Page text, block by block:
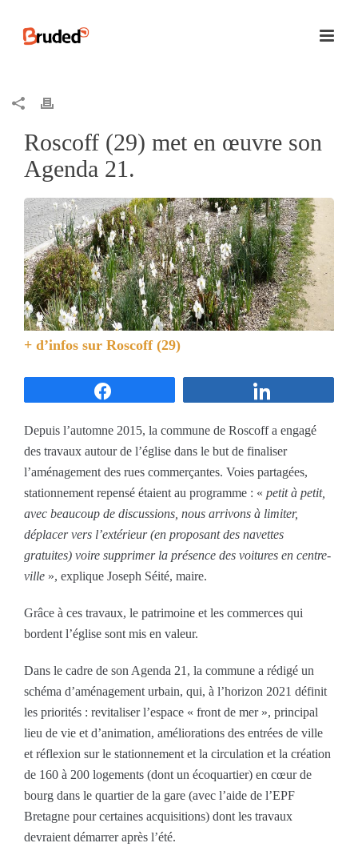
Roscoff (29) met en œuvre son
Agenda 21.
+ d’infos sur Roscoff (29)
Depuis l’automne 2015, la commune de Roscoff a engagé
des travaux autour de l’église dans le but de finaliser
l’aménagement des rues commerçantes. Voies partagées,
stationnement repensé étaient au programme : « petit à petit,
avec beaucoup de discussions, nous arrivons à limiter,
déplacer vers l’extérieur (en proposant des navettes
gratuites) voire supprimer la présence des voitures en centre-
ville », explique Joseph Séité, maire.
Grâce à ces travaux, le patrimoine et les commerces qui
bordent l’église sont mis en valeur.
Dans le cadre de son Agenda 21, la commune a rédigé un
schéma d’aménagement urbain, qui, à l’horizon 2021 définit
les priorités : revitaliser l’espace « front de mer », principal
lieu de vie et d’animation, améliorations des entrées de ville
et réflexion sur le stationnement et la circulation et la création
de 160 à 200 logements (dont un écoquartier) en cœur de
bourg dans le quartier de la gare (avec l’aide de l’EPF
Bretagne pour certaines acquisitions) dont les travaux
devraient démarrer après l’été.